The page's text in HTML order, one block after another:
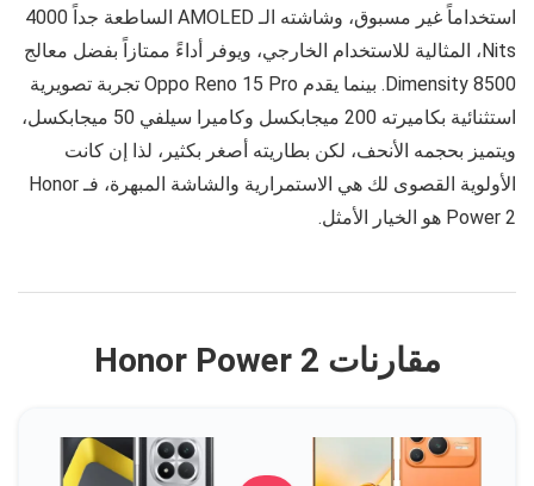
استخداماً غير مسبوق، وشاشته الـ AMOLED الساطعة جداً 4000
Nits، المثالية للاستخدام الخارجي، ويوفر أداءً ممتازاً بفضل معالج
Dimensity 8500. بينما يقدم Oppo Reno 15 Pro تجربة تصويرية
استثنائية بكاميرته 200 ميجابكسل وكاميرا سيلفي 50 ميجابكسل،
ويتميز بحجمه الأنحف، لكن بطاريته أصغر بكثير، لذا إن كانت
الأولوية القصوى لك هي الاستمرارية والشاشة المبهرة، فـ Honor
Power 2 هو الخيار الأمثل.
مقارنات Honor Power 2